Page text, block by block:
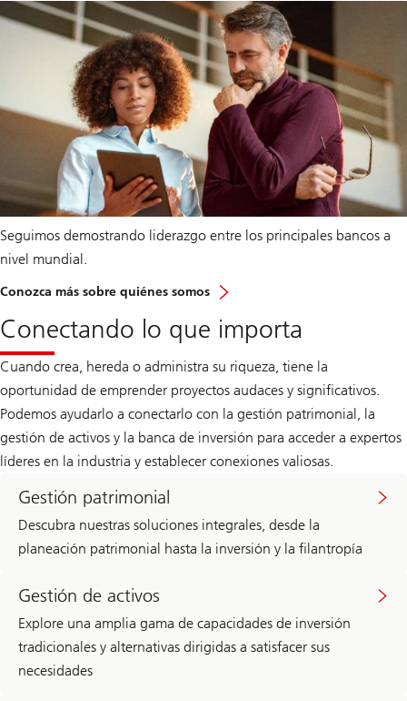
Seguimos demostrando liderazgo entre los principales bancos a
nivel mundial.
Conozca más sobre quiénes somos
Conectando lo que importa
Cuando crea, hereda o administra su riqueza, tiene la
oportunidad de emprender proyectos audaces y significativos.
Podemos ayudarlo a conectarlo con la gestión patrimonial, la
gestión de activos y la banca de inversión para acceder a expertos
líderes en la industria y establecer conexiones valiosas.
Gestión patrimonial
Descubra nuestras soluciones integrales, desde la
planeación patrimonial hasta la inversión y la filantropía
Gestión de activos
Explore una amplia gama de capacidades de inversión
tradicionales y alternativas dirigidas a satisfacer sus
necesidades